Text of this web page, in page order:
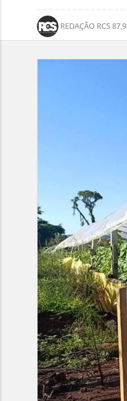
REDAÇÃO RCS 87,9